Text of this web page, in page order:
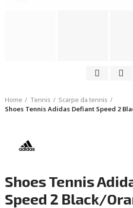
Home Tennis
Scarpe da tennis
Shoes Tennis Adidas Defiant Speed 2
Shoes Tennis
Speed 2 Black/